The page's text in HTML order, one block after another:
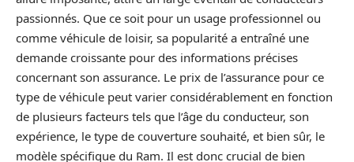
passionnés. Que ce soit pour un usage professionnel ou
comme véhicule de loisir, sa popularité a entraîné une
demande croissante pour des informations précises
concernant son assurance. Le prix de l’assurance pour ce
type de véhicule peut varier considérablement en fonction
de plusieurs facteurs tels que l’âge du conducteur, son
expérience, le type de couverture souhaité, et bien sûr, le
modèle spécifique du Ram. Il est donc crucial de bien